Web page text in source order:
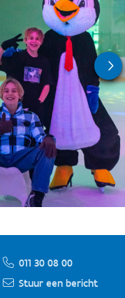
011 30 08 00
Stuur een bericht